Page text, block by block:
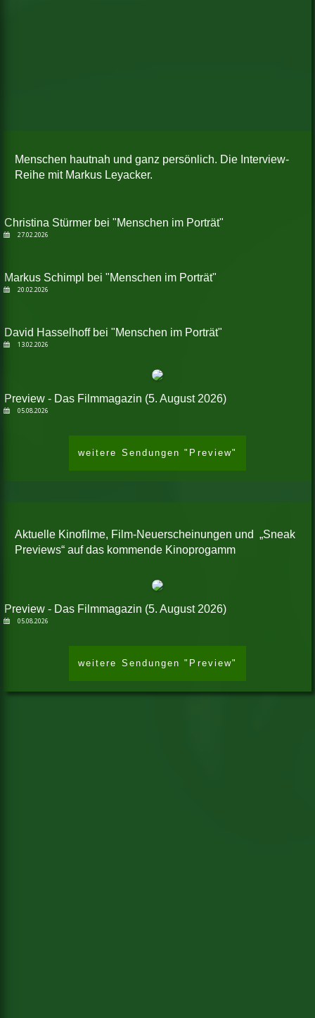
Menschen hautnah und ganz persönlich. Die Interview-
Reihe mit Markus Leyacker.
Christina Stürmer bei "Menschen im Porträt"
27.02.2026
Markus Schimpl bei "Menschen im Porträt"
20.02.2026
David Hasselhoff bei "Menschen im Porträt"
13.02.2026
Preview - Das Filmmagazin (5. August 2026)
05.08.2026
weitere Sendungen "Preview"
Aktuelle Kinofilme, Film-Neuerscheinungen und „Sneak
Previews“ auf das kommende Kinoprogamm
Preview - Das Filmmagazin (5. August 2026)
05.08.2026
weitere Sendungen "Preview"